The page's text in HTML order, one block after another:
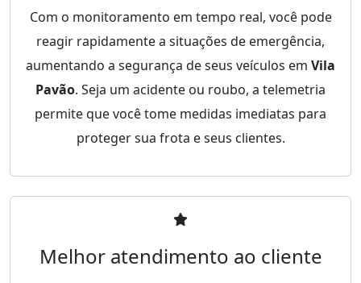
Com o monitoramento em tempo real, você pode
reagir rapidamente a situações de emergência,
aumentando a segurança de seus veículos em Vila
Pavão. Seja um acidente ou roubo, a telemetria
permite que você tome medidas imediatas para
proteger sua frota e seus clientes.
Melhor atendimento ao cliente